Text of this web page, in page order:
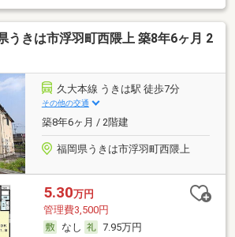
うきは市浮羽町西隈上 築8年6ヶ月 2
久大本線 うきは駅 徒歩7分
その他の交通
築8年6ヶ月 / 2階建
福岡県うきは市浮羽町西隈上
5.30万円
管理費3,500円
なし
7.95万円